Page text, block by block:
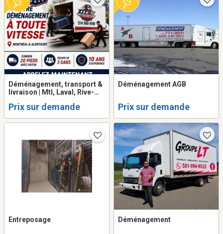
Déménagement, transport &
livraison | Mtl, Laval, Rive-
Prix sur demande
Déménagement AGB
Prix sur demande
Entreposage Déménagement